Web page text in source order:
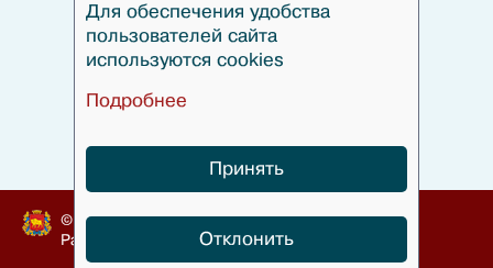
© Гродненский облисполком, 2010-2024
Разработка
БЕЛТА
Для обеспечения удобства
пользователей сайта
используются cookies
Подробнее
Принять
Отклонить